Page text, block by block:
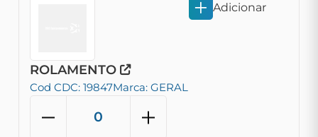
ROLAMENTO
Cod CDC: 19847Marca: GERAL
Adicionar